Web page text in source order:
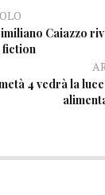
Caiazzo
fiction
4 vedrà la